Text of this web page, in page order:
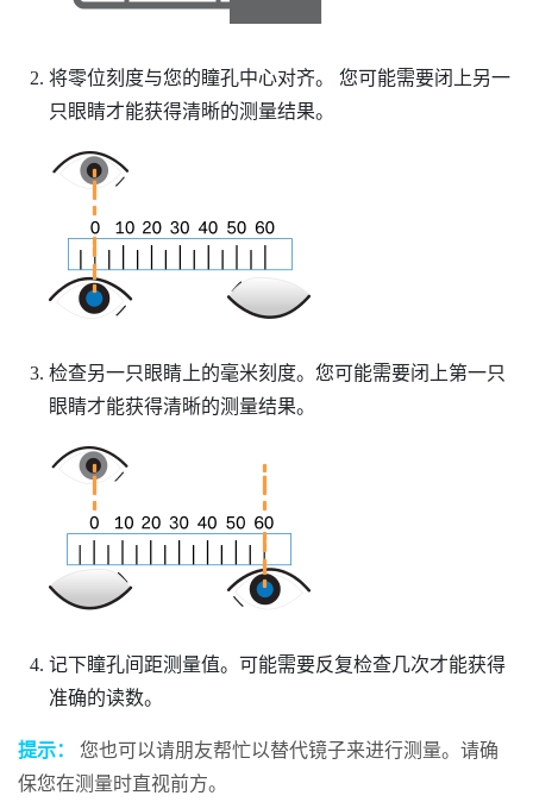
将零位刻度与您的瞳孔中心对齐。 您可能需要闭上另一
只眼睛才能获得清晰的测量结果。
检查另一只眼睛上的毫米刻度。您可能需要闭上第一只
眼睛才能获得清晰的测量结果。
记下瞳孔间距测量值。可能需要反复检查几次才能获得
准确的读数。
提示：
您也可以请朋友帮忙以替代镜子来进行测量。请确
保您在测量时直视前方。